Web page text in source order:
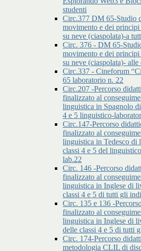
studenti
Circ.377 DM 65-Studio
movimento e dei
su neve (ciaspolata)-a
Circ. 376 - DM 65-
movimento e dei
su neve (ciaspolata)-
Circ.337 - Cineforum
65 laboratorio n. 22
Circ.207 -Percorso
finalizzato al
linguistica in Spagnolo
4 e 5 linguistico-
Circ.147-Percorso
finalizzato al
linguistica in Tedesco
classi 4 e 5 del
lab.22
Circ. 146 -Percorso
finalizzato al
linguistica in Inglese di
classi 4 e 5 di tutti gli
Circ. 135 e 136 -
finalizzato al
linguistica in Inglese di
delle classi 4 e 5 di tutti
Circ. 174-Percorso
metodologia CLIL di